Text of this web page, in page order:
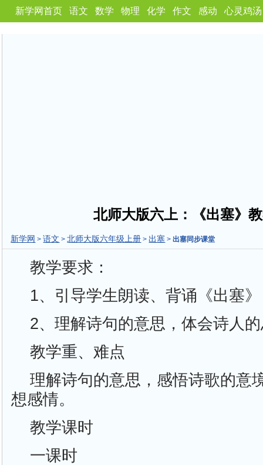
新学网首页 语文 数学 物理 化学 作文 感动 心灵鸡汤
北师大版六上：《出塞》
新学网 >语文 >北师大版六年级上册 > 出塞 >出塞同步课堂
教学要求：
1、引导学生朗读、背诵《出塞》
2、理解诗句的意思，体会诗人
教学重、难点
理解诗句的意思，感悟诗歌的意
想感情。
教学课时
一课时